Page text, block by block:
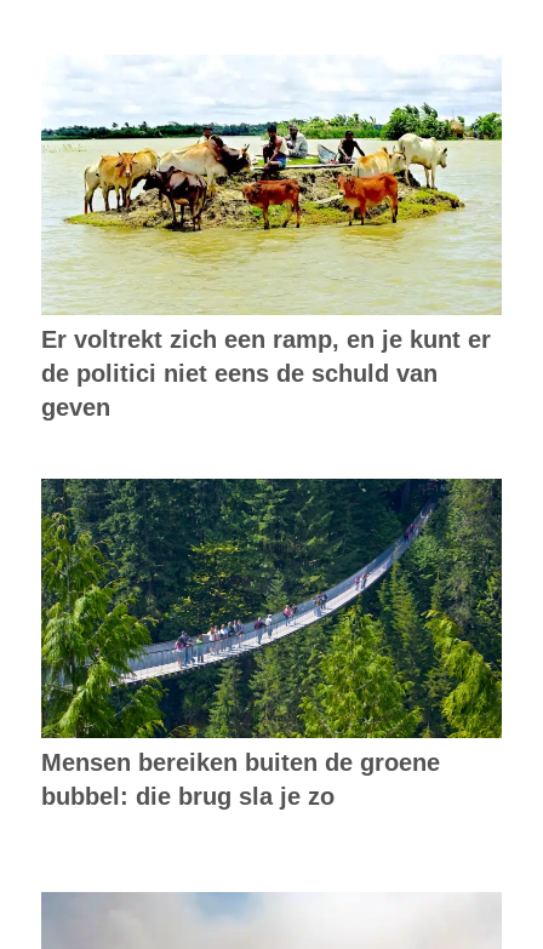
Er voltrekt zich een ramp, en je kunt er
de politici niet eens de schuld van
geven
Mensen bereiken buiten de groene
bubbel: die brug sla je zo